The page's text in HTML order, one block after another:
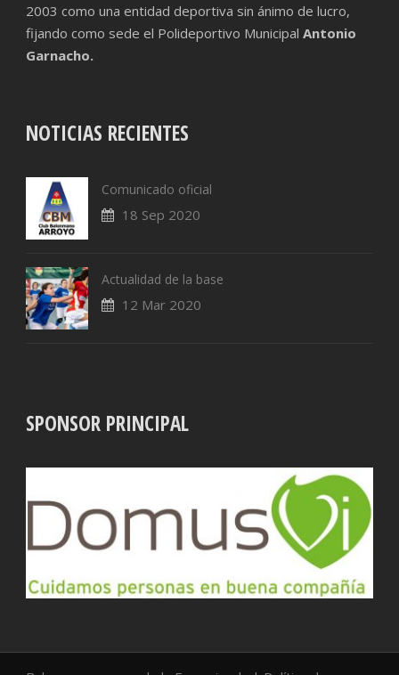
2003 como una entidad deportiva sin ánimo de lucro,
fijando como sede el Polideportivo Municipal Antonio
Garnacho.
NOTICIAS RECIENTES
Comunicado oficial
18 Sep 2020
Actualidad de la base
12 Mar 2020
SPONSOR PRINCIPAL